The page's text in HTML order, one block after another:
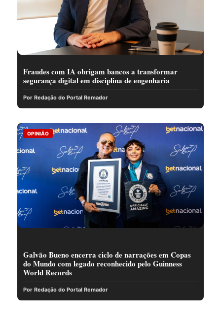
Fraudes com IA obrigam bancos a transformar
segurança digital em disciplina de engenharia
Por Redação do Portal Remador
OPINIÃO
Galvão Bueno encerra ciclo de narrações em Copas
do Mundo com legado reconhecido pelo Guinness
World Records
Por Redação do Portal Remador